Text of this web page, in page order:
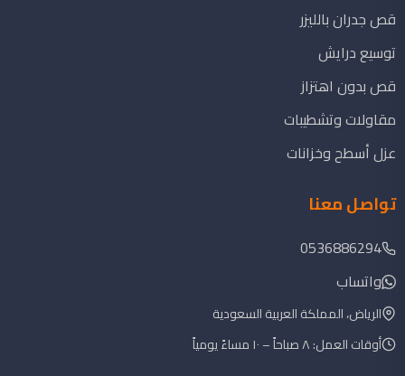
قص جدران بالليزر
توسيع درايش
قص بدون اهتزاز
مقاولات وتشطيبات
عزل أسطح وخزانات
تواصل معنا
0536886294
واتساب
الرياض، المملكة العربية السعودية
أوقات العمل: ٨ صباحاً – ١٠ مساءً يومياً